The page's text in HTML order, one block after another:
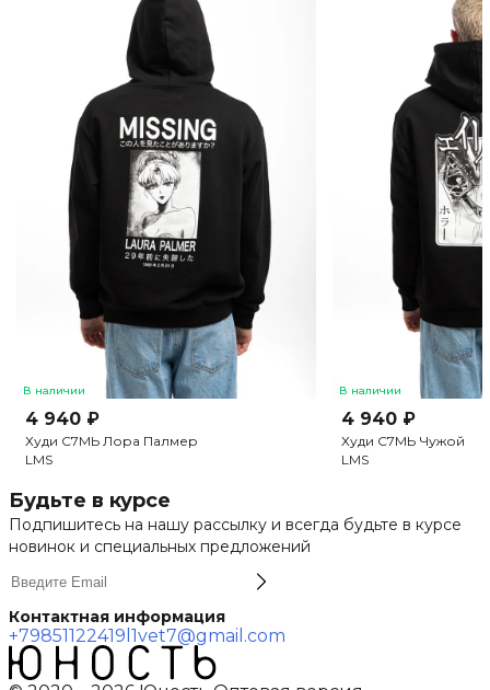
В наличии
4 940 ₽
Худи С7МЬ Лора Палмер
LMS
В наличии
4 940 ₽
Худи С7МЬ Чужой
LMS
Будьте в курсе
Подпишитесь на нашу рассылку и всегда будьте в курсе
новинок и специальных предложений
Контактная информация
+79851122419 l1vet7@gmail.com